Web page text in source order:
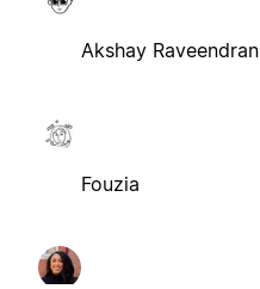
Akshay Raveendran
Fouzia